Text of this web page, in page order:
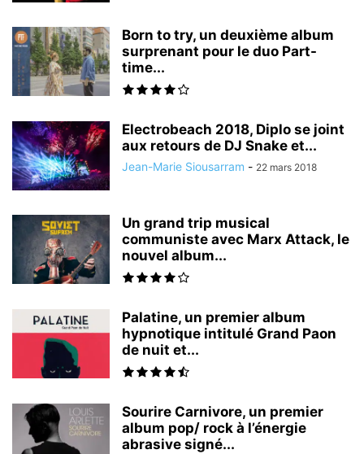
Born to try, un deuxième album
surprenant pour le duo Part-
time...
Electrobeach 2018, Diplo se joint
aux retours de DJ Snake et...
Jean-Marie Siousarram - 22 mars 2018
Un grand trip musical
communiste avec Marx Attack, le
nouvel album...
Palatine, un premier album
hypnotique intitulé Grand Paon
de nuit et...
Sourire Carnivore, un premier
album pop/ rock à l’énergie
abrasive signé...